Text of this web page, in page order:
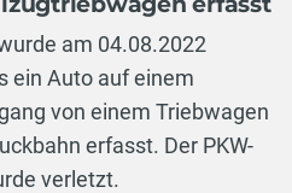
am 04.08.2022
ein Auto auf einem
von einem Triebwagen
erfasst. Der PKW-
verletzt.